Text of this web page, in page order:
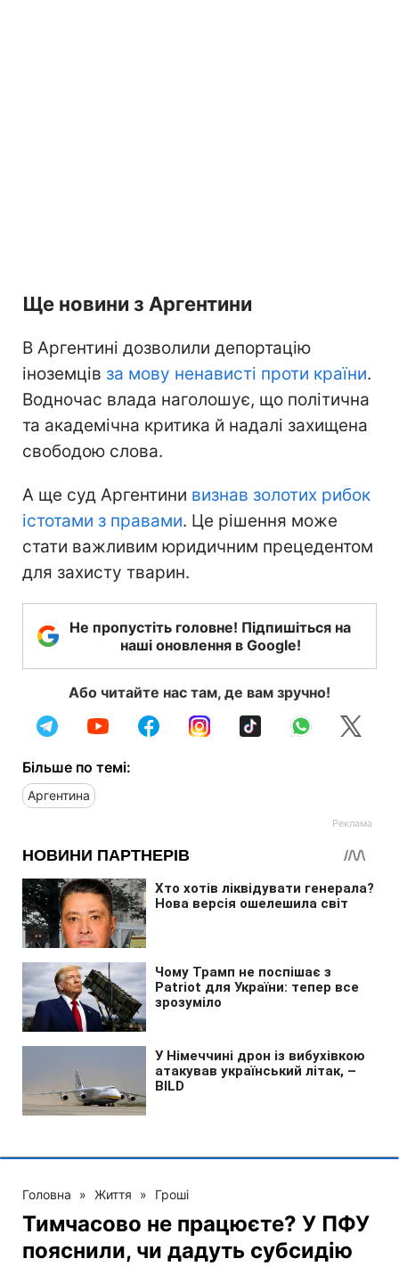
Ще новини з Аргентини
В Аргентині дозволили депортацію
іноземців за мову ненависті проти країни.
Водночас влада наголошує, що політична
та академічна критика й надалі захищена
свободою слова.
А ще суд Аргентини визнав золотих рибок
істотами з правами. Це рішення може
стати важливим юридичним прецедентом
для захисту тварин.
Не пропустіть головне! Підпишіться на
наші оновлення в Google!
Або читайте нас там, де вам зручно!
Більше по темі:
Аргентина
Головна » Життя » Гроші
Тимчасово не працюєте? У ПФУ
пояснили, чи дадуть субсидію